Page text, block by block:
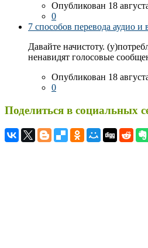
Опубликован 18
0
7 способов перевода аудио и
Давайте начистоту.
ненавидят голосовые
Опубликован 18
0
Поделиться в социальных